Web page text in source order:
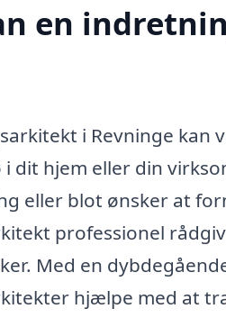
en
i Revninge kan
dit hjem eller din
eller blot ønsker at
professionel
Med en
hjælpe med at